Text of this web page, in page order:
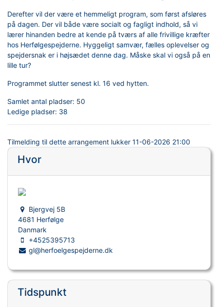
Derefter vil der være et hemmeligt program, som først afsløres
på dagen. Der vil både være socialt og fagligt indhold, så vi
lærer hinanden bedre at kende på tværs af alle frivillige kræfter
hos Herfølgespejderne. Hyggeligt samvær, fælles oplevelser og
spejdersnak er i højsædet denne dag. Måske skal vi også på en
lille tur?
Programmet slutter senest kl. 16 ved hytten.
Samlet antal pladser: 50
Ledige pladser: 38
Tilmelding til dette arrangement lukker 11-06-2026 21:00
Hvor
Bjergvej 5B
4681 Herfølge
Danmark
+4525395713
gl@herfoelgespejderne.dk
Tidspunkt